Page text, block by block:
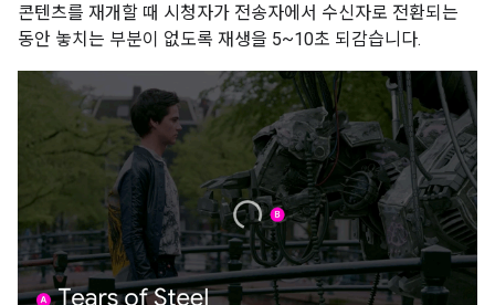
콘텐츠를 재개할 때 시청자가 전송자에서 수신자로 전환되는
동안 놓치는 부분이 없도록 재생을 5~10초 되감습니다.